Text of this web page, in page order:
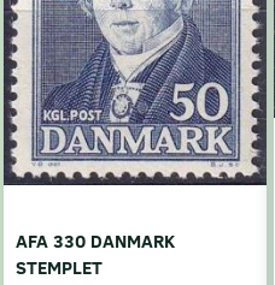
AFA 330 DANMARK
STEMPLET